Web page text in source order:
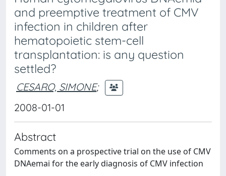
and preemptive treatment of CMV
infection in children after
hematopoietic stem-cell
transplantation: is any question
settled?
CESARO, SIMONE;
2008-01-01
Abstract
Comments on a prospective trial on the use of CMV
DNAemai for the early diagnosis of CMV infection